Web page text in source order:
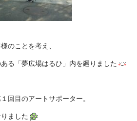
のことを考え、
る「夢広場はるひ」内を廻りました
回目のアートサポーター。
ました